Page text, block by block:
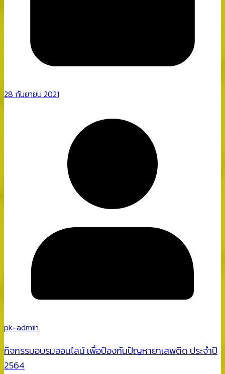
28 กันยายน 2021
pk-admin
กิจกรรมอบรมออนไลน์ เพื่อป้องกันปัญหายาเสพติด ประจำปี
2564